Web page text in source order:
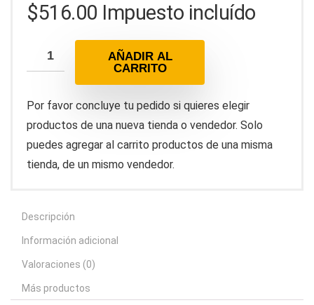
$516.00 Impuesto incluído
AÑADIR AL
CARRITO
Por favor concluye tu pedido si quieres elegir
productos de una nueva tienda o vendedor. Solo
puedes agregar al carrito productos de una misma
tienda, de un mismo vendedor.
Descripción
Información adicional
Valoraciones (0)
Más productos